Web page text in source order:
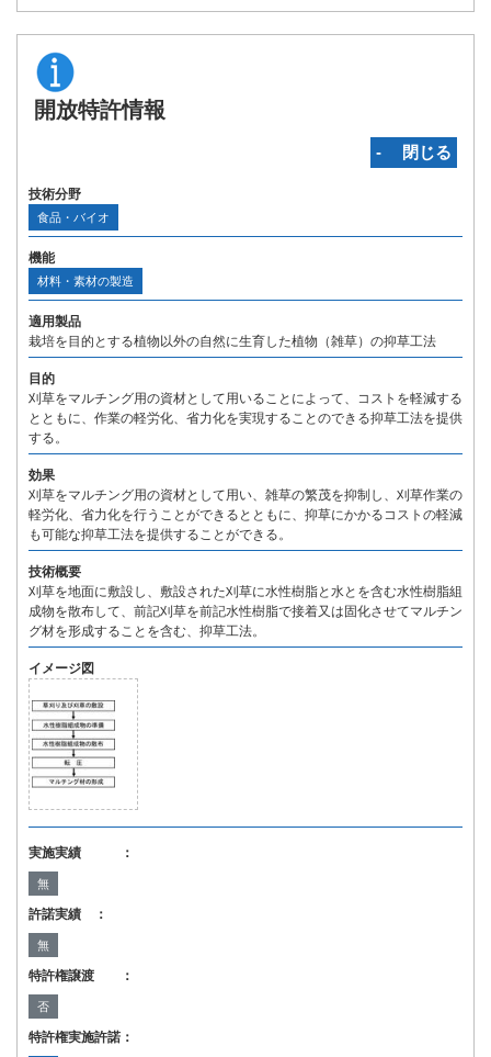
開放特許情報
‐ 閉じる
技術分野
食品・バイオ
機能
材料・素材の製造
適用製品
栽培を目的とする植物以外の自然に生育した植物（雑草）の抑草工法
目的
刈草をマルチング用の資材として用いることによって、コストを軽減する
とともに、作業の軽労化、省力化を実現することのできる抑草工法を提供
する。
効果
刈草をマルチング用の資材として用い、雑草の繁茂を抑制し、刈草作業の
軽労化、省力化を行うことができるとともに、抑草にかかるコストの軽減
も可能な抑草工法を提供することができる。
技術概要
刈草を地面に敷設し、敷設された刈草に水性樹脂と水とを含む水性樹脂組
成物を散布して、前記刈草を前記水性樹脂で接着又は固化させてマルチン
グ材を形成することを含む、抑草工法。
イメージ図
実施実績 ：
無
許諾実績 ：
無
特許権譲渡 ：
否
特許権実施許諾：